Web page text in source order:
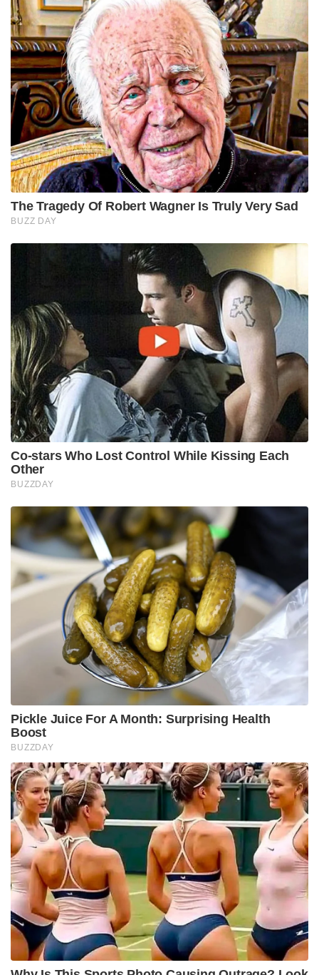
The Tragedy Of Robert Wagner Is Truly Very Sad
BUZZ DAY
Co-stars Who Lost Control While Kissing Each
Other
BUZZDAY
Pickle Juice For A Month: Surprising Health
Boost
BUZZDAY